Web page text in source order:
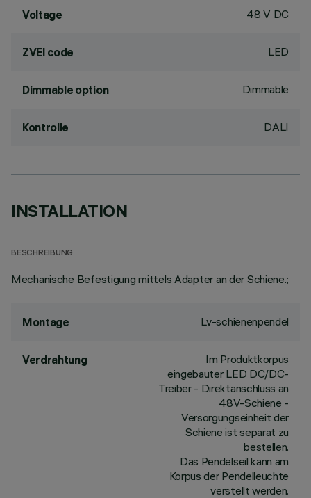
Voltage 48 V DC
ZVEI code LED
Dimmable option Dimmable
Kontrolle DALI
INSTALLATION
BESCHREIBUNG
Mechanische Befestigung mittels Adapter an der Schiene.;
Montage Lv-schienenpendel
Verdrahtung
Im Produktkorpus
eingebauter LED DC/DC-
Treiber - Direktanschluss an
48V-Schiene -
Versorgungseinheit der
Schiene ist separat zu
bestellen.
Das Pendelseil kann am
Korpus der Pendelleuchte
verstellt werden.